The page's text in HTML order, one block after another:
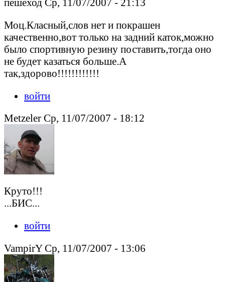
Моц.Класный,слов нет и покрашен
качественно,вот только на задний каток,можно
было спортивную резину поставить,тогда оно
не будет казаться больше.А
так,здорово!!!!!!!!!!!!
войти
Metzeler Ср, 11/07/2007 - 18:12
Круто!!!
...БИС...
войти
VampirY Ср, 11/07/2007 - 13:06